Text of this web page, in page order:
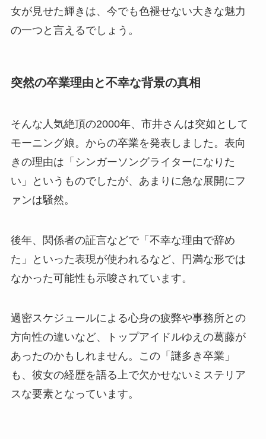
女が見せた輝きは、今でも色褪せない大きな魅力
の一つと言えるでしょう。
突然の卒業理由と不幸な背景の真相
そんな人気絶頂の2000年、市井さんは突如として
モーニング娘。からの卒業を発表しました。表向
きの理由は「シンガーソングライターになりた
い」というものでしたが、あまりに急な展開にフ
ァンは騒然。
後年、関係者の証言などで「不幸な理由で辞め
た」といった表現が使われるなど、円満な形では
なかった可能性も示唆されています。
過密スケジュールによる心身の疲弊や事務所との
方向性の違いなど、トップアイドルゆえの葛藤が
あったのかもしれません。この「謎多き卒業」
も、彼女の経歴を語る上で欠かせないミステリア
スな要素となっています。